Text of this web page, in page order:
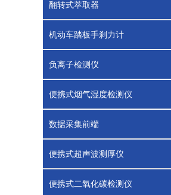
翻转式萃取器
机动车踏板手刹力计
负离子检测仪
便携式烟气湿度检测仪
数据采集前端
便携式超声波测厚仪
便携式二氧化碳检测仪